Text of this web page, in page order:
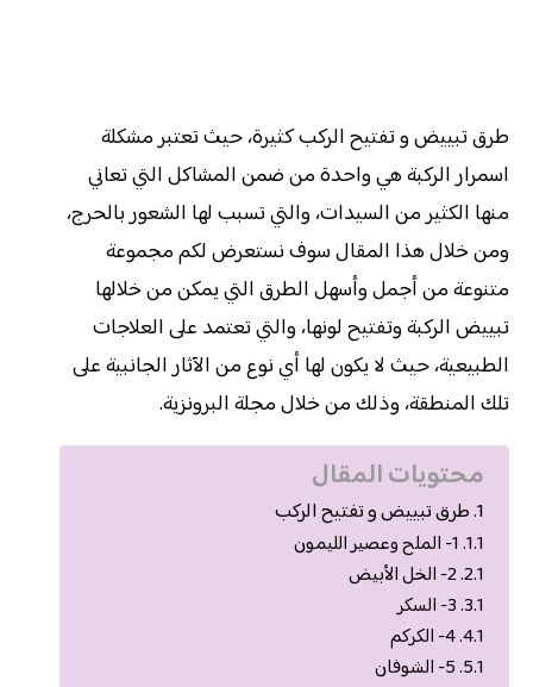
طرق تبييض و تفتيح الركب كثيرة، حيث تعتبر مشكلة
اسمرار الركبة هي واحدة من ضمن المشاكل التي تعاني
منها الكثير من السيدات، والتي تسبب لها الشعور بالحرج،
ومن خلال هذا المقال سوف نستعرض لكم مجموعة
متنوعة من أجمل وأسهل الطرق التي يمكن من خلالها
تبييض الركبة وتفتيح لونها، والتي تعتمد على العلاجات
الطبيعية، حيث لا يكون لها أي نوع من الآثار الجانبية على
تلك المنطقة، وذلك من خلال مجلة البرونزية.
محتويات المقال
طرق تبييض و تفتيح الركب
1- الملح وعصير الليمون
2- الخل الأبيض
3- السكر
4- الكركم
5- الشوفان